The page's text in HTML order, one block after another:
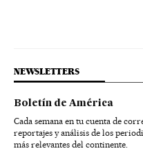
NEWSLETTERS
Boletín de América
Cada semana en tu cuenta de
reportajes y análisis de los
más relevantes del continente.